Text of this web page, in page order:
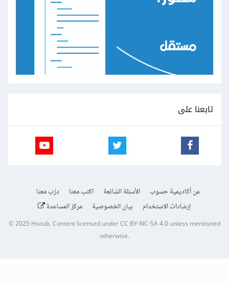
تابعنا على
عن أكاديمية حسوب الأسئلة الشائعة اكتب معنا
درّب معنا
إرشادات الاستخدام
بيان الخصوصية مركز المساعدة
© 2025 Hsoub.Content licensed underCC BY-NC-SA 4.0unless mentioned
otherwise.